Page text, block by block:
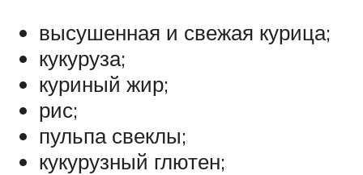
высушенная и свежая курица;
кукуруза;
куриный жир;
рис;
пульпа свеклы;
кукурузный глютен;